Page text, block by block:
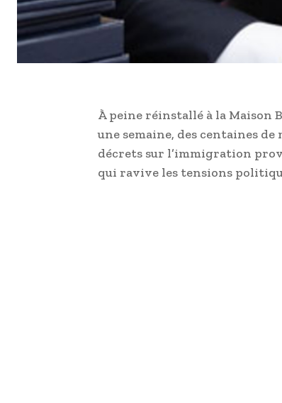
À peine réinstallé à la Maison
une semaine, des centaines
décrets sur l’immigration
qui ravive les tensions